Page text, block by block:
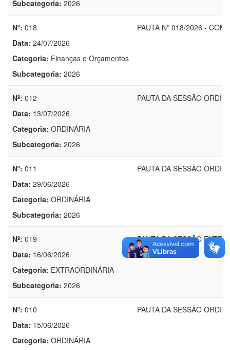
Subcategoria: 2026
Nº: 018
Data: 24/07/2026
Categoria: Finanças e Orçamentos
Subcategoria: 2026
PAUTA Nº 018/2026 -
Nº: 012
Data: 13/07/2026
Categoria: ORDINÁRIA
Subcategoria: 2026
PAUTA DA SESSÃO
Nº: 011
Data: 29/06/2026
Categoria: ORDINÁRIA
Subcategoria: 2026
PAUTA DA SESSÃO
Nº: 019
Data: 16/06/2026
Categoria: EXTRAORDINÁRIA
Subcategoria: 2026
PAUTA DA SESSÃO
Nº: 010
Data: 15/06/2026
Categoria: ORDINÁRIA
PAUTA DA SESSÃO